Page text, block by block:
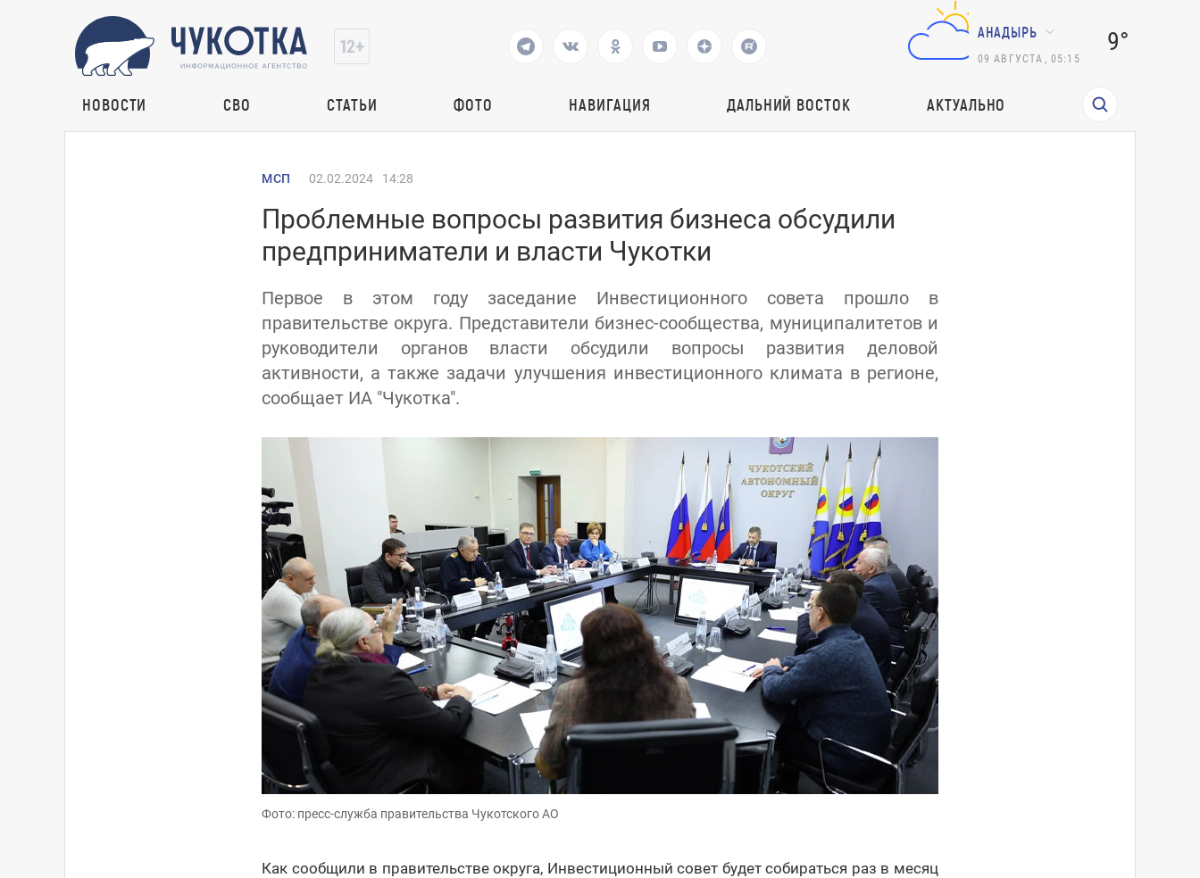
АНАДЫРЬ
09 АВГУСТА 05:15
9°
НОВОСТИ СВО СТАТЬИ ФОТО НАВИГАЦИЯ ДАЛЬНИЙ ВОСТОК АКТУАЛЬНО
МСП 02.02.2024 14:28
Проблемные вопросы развития бизнеса обсудили
предприниматели и власти Чукотки
Первое в этом году заседание Инвестиционного совета прошло в
правительстве округа. Представители бизнес-сообщества, муниципалитетов и
руководители органов власти обсудили вопросы развития деловой
активности, а также задачи улучшения инвестиционного климата в регионе,
сообщает ИА "Чукотка".
Фото: пресс-служба правительства Чукотского АО
Как сообщили в правительстве округа, Инвестиционный совет будет собираться раз в месяц